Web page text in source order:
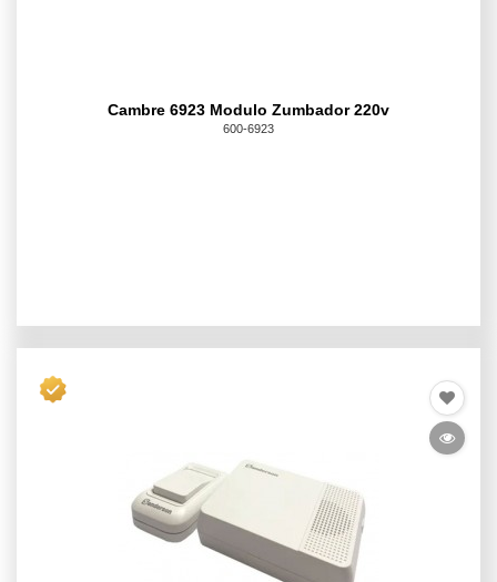
Cambre 6923 Modulo Zumbador 220v
600-6923